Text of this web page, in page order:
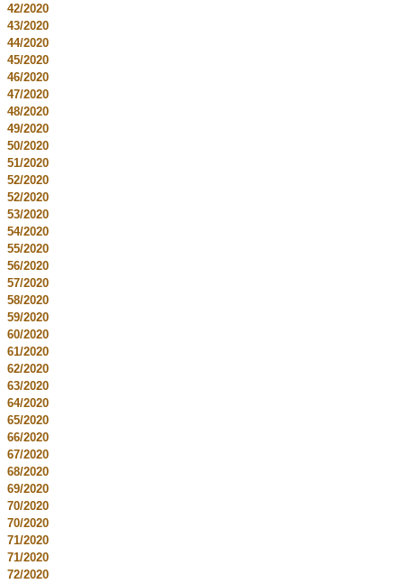
42/2020
43/2020
44/2020
45/2020
46/2020
47/2020
48/2020
49/2020
50/2020
51/2020
52/2020
52/2020
53/2020
54/2020
55/2020
56/2020
57/2020
58/2020
59/2020
60/2020
61/2020
62/2020
63/2020
64/2020
65/2020
66/2020
67/2020
68/2020
69/2020
70/2020
70/2020
71/2020
71/2020
72/2020